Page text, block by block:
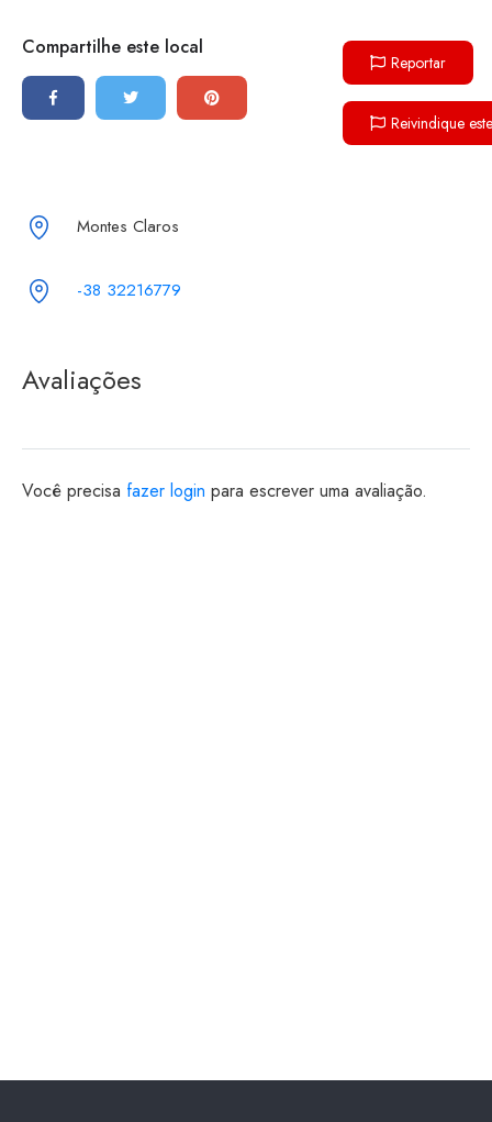
Compartilhe este local
Reportar
Reivindique
Montes Claros
-38 32216779
Avaliações
Você precisa fazer login para escrever uma avaliação.